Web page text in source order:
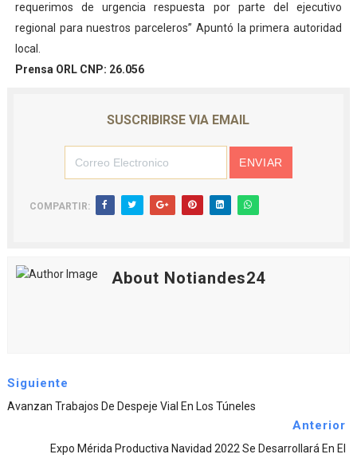
requerimos de urgencia respuesta por parte del ejecutivo
regional para nuestros parceleros” Apuntó la primera autoridad
local.
Prensa ORL CNP: 26.056
SUSCRIBIRSE VIA EMAIL
COMPARTIR:
About Notiandes24
Siguiente
Avanzan Trabajos De Despeje Vial En Los Túneles
Anterior
Expo Mérida Productiva Navidad 2022 Se Desarrollará En El